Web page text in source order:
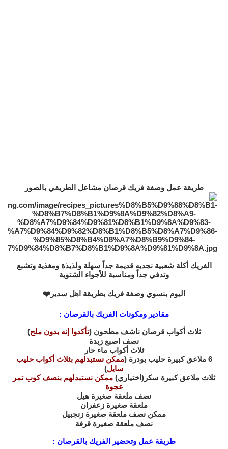
طريقة عمل وصفة فريك قرصان مشاعل الطريفي بالصور
الفريك أكلة شعبية نجديه قديمة جداً سهلة ولذيذة ومغذية وتشبع
وتدفي جداً ومناسبة للأجواء الشتوية
اليوم بنسوي وصفة فريك بطريقة اهل سدير❤️
مقادير ومكونات الفريك بالقرصان :
ثلاث أكواب قرصان ناشف مطحون (تأكدوا إنه بدون ملح)
نصف اصبع زبدة
ثلاث أكواب ماء حار
6 ملاعق كبيرة حليب بودرة (
ممكن نستبدلهم بثلاث أكواب حليب
سايل)
ثلاث ملاعق كبيرة سكر(اختياري) ممكن نستبدلهم بنصف كوب تمر
عجوة
نصف ملعقة صغيرة هيل
ملعقة صغيرة زعفران
ممكن نصف ملعقة صغيرة زنجبيل
نصف ملعقة صغيرة قرفة
طريقة عمل وتحضير الفريك بالقرصان :